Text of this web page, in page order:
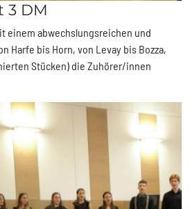
3 DM
einem abwechslungsreichen und
Harfe bis Horn, von Levay bis Bozza,
Stücken) die Zuhörer/innen